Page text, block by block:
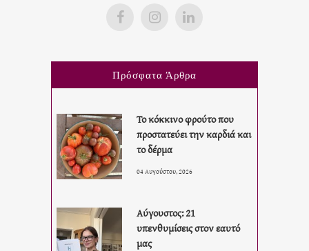
Πρόσφατα Άρθρα
Το κόκκινο φρούτο που
προστατεύει την καρδιά και
το δέρμα
04 Αυγούστου, 2026
Αύγουστος: 21
υπενθυμίσεις στον εαυτό
μας